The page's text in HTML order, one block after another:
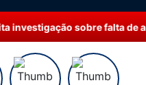
sobre falta de